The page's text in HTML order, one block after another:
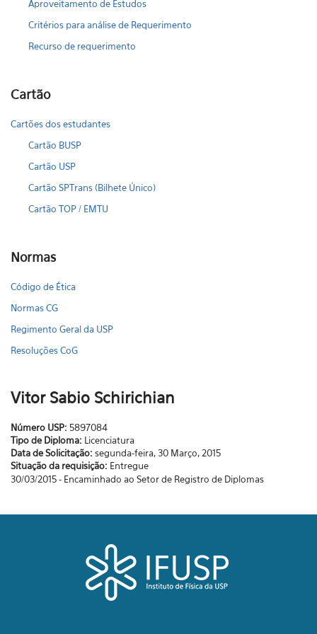
Aproveitamento de Estudos
Critérios para análise de Requerimento
Recurso de requerimento
Cartão
Cartões dos estudantes
Cartão BUSP
Cartão USP
Cartão SPTrans (Bilhete Único)
Cartão TOP / EMTU
Normas
Código de Ética
Normas CG
Regimento Geral da USP
Resoluções CoG
Vitor Sabio Schirichian
Número USP: 5897084
Tipo de Diploma: Licenciatura
Data de Solicitação: segunda-feira, 30 Março, 2015
Situação da requisição: Entregue
30/03/2015 - Encaminhado ao Setor de Registro de Diplomas